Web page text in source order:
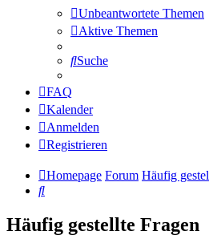
Unbeantwortete Themen
Aktive Themen
Suche
FAQ
Kalender
Anmelden
Registrieren
Homepage Forum Häufig
Suche
Häufig gestellte Fragen